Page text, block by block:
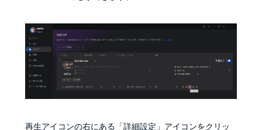
再生アイコンの右にある「詳細設定」アイコンをクリッ